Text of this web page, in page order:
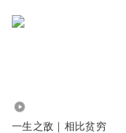
一生之敌｜相比贫穷